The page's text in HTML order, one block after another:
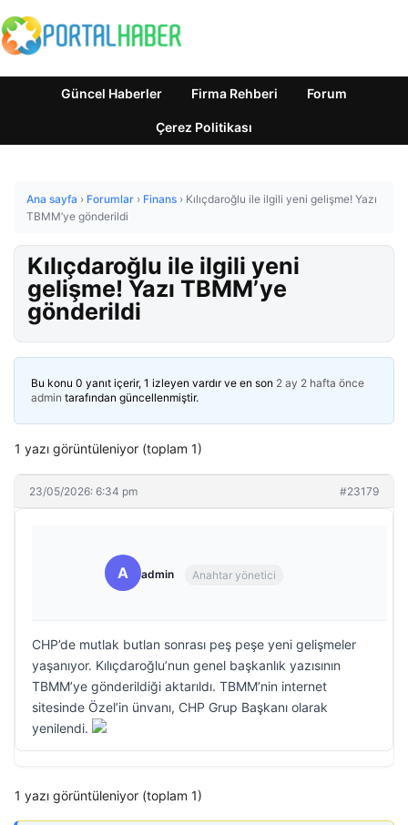
Güncel Haberler Firma Rehberi Forum
Çerez Politikası
Ana sayfa › Forumlar › Finans › Kılıçdaroğlu ile ilgili yeni gelişme! Yazı
TBMM’ye gönderildi
Kılıçdaroğlu ile ilgili yeni
gelişme! Yazı TBMM’ye
gönderildi
Bu konu 0 yanıt içerir, 1 izleyen vardır ve en son 2 ay 2 hafta önce
admin tarafından güncellenmiştir.
1 yazı görüntüleniyor (toplam 1)
23/05/2026: 6:34 pm #23179
A admin Anahtar yönetici
CHP’de mutlak butlan sonrası peş peşe yeni gelişmeler
yaşanıyor. Kılıçdaroğlu’nun genel başkanlık yazısının
TBMM’ye gönderildiği aktarıldı. TBMM’nin internet
sitesinde Özel’in ünvanı, CHP Grup Başkanı olarak
yenilendi.
1 yazı görüntüleniyor (toplam 1)